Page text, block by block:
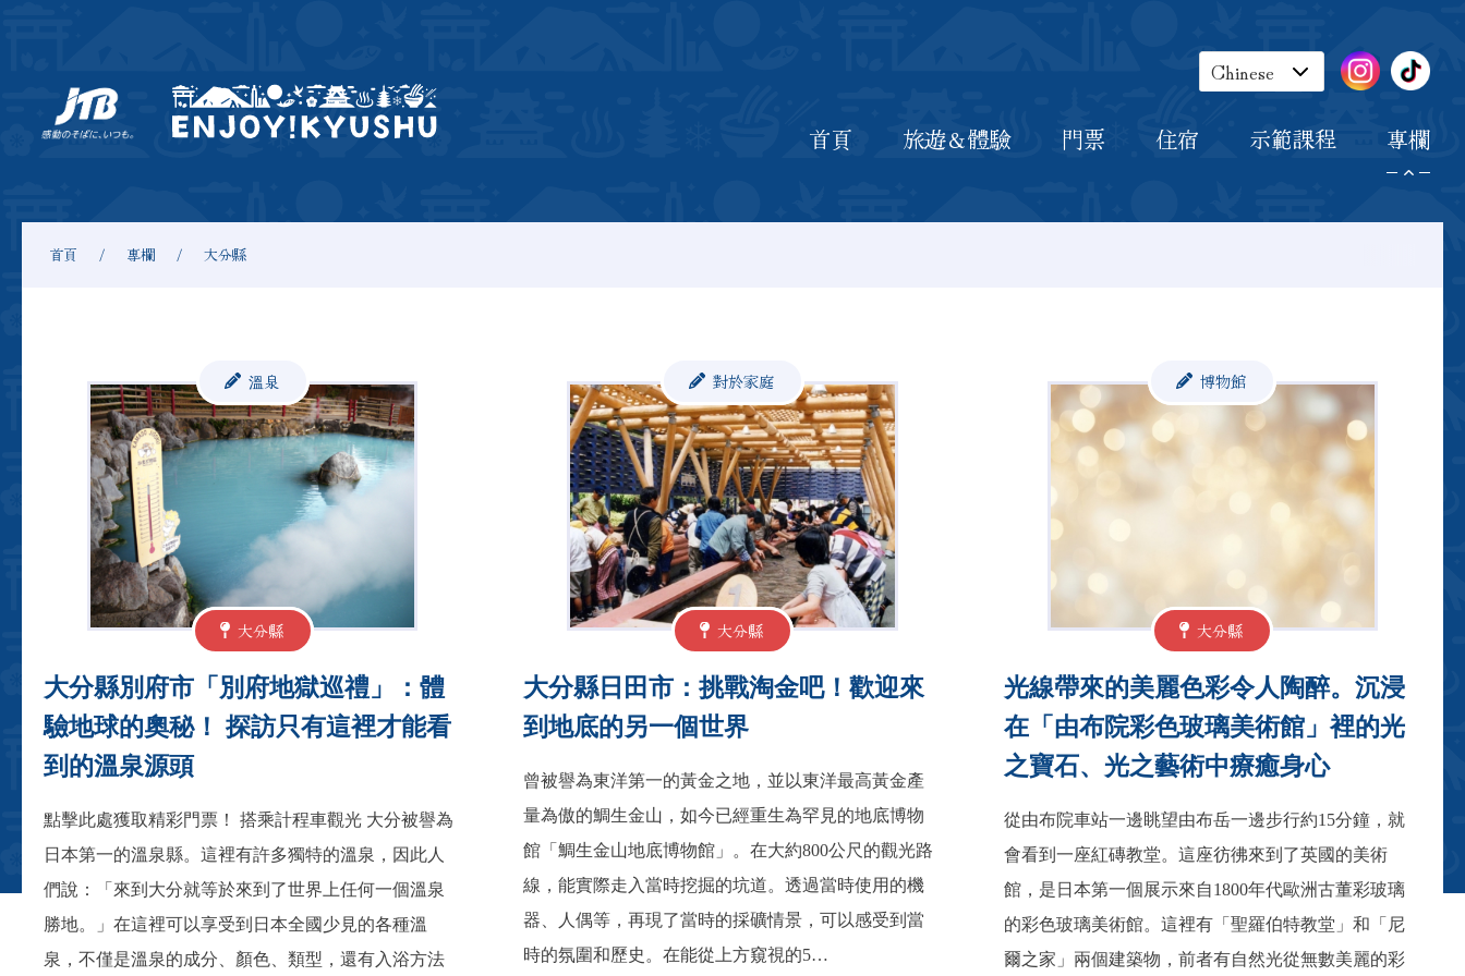
Japanese
Chinese
首頁 旅遊＆體驗 門票 住宿 示範課程 專欄
首頁 專欄 大分縣
大分縣
溫泉
大分縣別府市「別府地獄巡禮」：體
驗地球的奧秘！ 探訪只有這裡才能看
到的溫泉源頭
點擊此處獲取精彩門票！ 搭乘計程車觀光 大分被譽為
日本第一的溫泉縣。這裡有許多獨特的溫泉，因此人
們說：「來到大分就等於來到了世界上任何一個溫泉
勝地。」在這裡可以享受到日本全國少見的各種溫
泉，不僅是溫泉的成分、顏色、類型，還有入浴方法
大分縣
對於家庭
大分縣日田市：挑戰淘金吧！歡迎來
到地底的另一個世界
曾被譽為東洋第一的黃金之地，並以東洋最高黃金產
量為傲的鯛生金山，如今已經重生為罕見的地底博物
館「鯛生金山地底博物館」。在大約800公尺的觀光路
線，能實際走入當時挖掘的坑道。透過當時使用的機
器、人偶等，再現了當時的採礦情景，可以感受到當
時的氛圍和歷史。在能從上方窺視的5…
大分縣
博物館
光線帶來的美麗色彩令人陶醉。沉浸
在「由布院彩色玻璃美術館」裡的光
之寶石、光之藝術中療癒身心
從由布院車站一邊眺望由布岳一邊步行約15分鐘，就
會看到一座紅磚教堂。這座彷彿來到了英國的美術
館，是日本第一個展示來自1800年代歐洲古董彩玻璃
的彩色玻璃美術館。這裡有「聖羅伯特教堂」和「尼
爾之家」兩個建築物，前者有自然光從無數美麗的彩